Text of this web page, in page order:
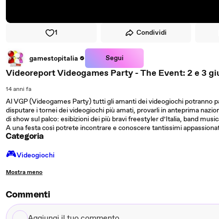
1 Condividi
gamestopitalia Segui
Videoreport Videogames Party - The Event: 2 e 3
14 anni fa
Al VGP (Videogames Party) tutti gli amanti dei videogiochi potranno
disputare i tornei dei videogiochi più amati, provarli in anteprima
di show sul palco: esibizioni dei più bravi freestyler d’Italia, band
A una festa così potrete incontrare e conoscere tantissimi
Categoria
🎮️Videogiochi
Mostra meno
Commenti